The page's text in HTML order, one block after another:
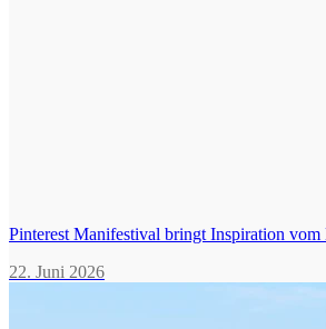
Pinterest Manifestival bringt Inspiration
22. Juni 2026